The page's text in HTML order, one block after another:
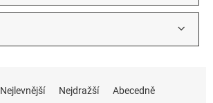
Nejlevnější Nejdražší Abecedně